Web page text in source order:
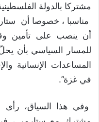
مشتركا بالدولة
مناسبا ، خصوصا أن
أن ينصب على تأمين
للمسار السياسي بأن
المساعدات الإنسانية
في غزة”.
وفي هذا السياق،